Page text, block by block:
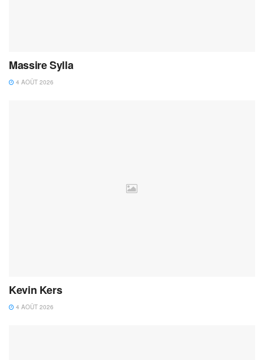
Massire Sylla
4 AOÛT 2026
Kevin Kers
4 AOÛT 2026